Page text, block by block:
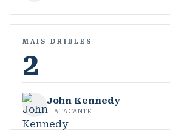
MAIS DRIBLES
2
John Kennedy
ATACANTE